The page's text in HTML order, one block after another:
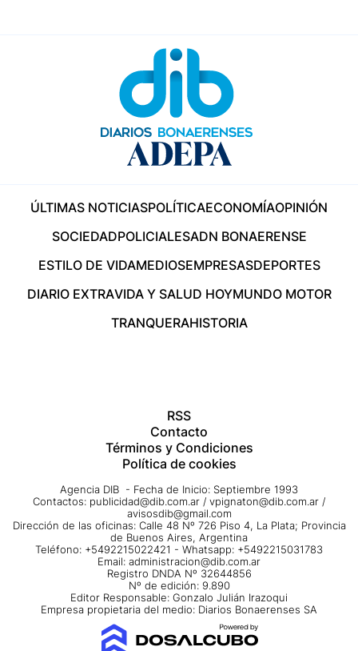
ÚLTIMAS NOTICIASPOLÍTICAECONOMÍAOPINIÓN
SOCIEDADPOLICIALESADN BONAERENSE
ESTILO DE VIDAMEDIOSEMPRESASDEPORTES
DIARIO EXTRAVIDA Y SALUD HOYMUNDO MOTOR
TRANQUERAHISTORIA
RSS
Contacto
Términos y Condiciones
Política de cookies
Agencia DIB - Fecha de Inicio: Septiembre 1993
Contactos: publicidad@dib.com.ar / vpignaton@dib.com.ar /
avisosdib@gmail.com
Dirección de las oficinas: Calle 48 Nº 726 Piso 4, La Plata; Provincia
de Buenos Aires, Argentina
Teléfono: +5492215022421 - Whatsapp: +5492215031783
Email: administracion@dib.com.ar
Registro DNDA Nº 32644856
Nº de edición: 9.890
Editor Responsable: Gonzalo Julián Irazoqui
Empresa propietaria del medio: Diarios Bonaerenses SA